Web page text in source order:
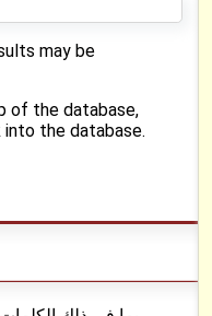
may be
of the database,
the database.